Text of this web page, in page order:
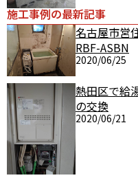
施工事例の最新記事
名古屋市営
RBF-ASBN
2020/06/25
熱田区で給
の交換
2020/06/21